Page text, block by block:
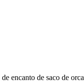
de encanto de saco de orca